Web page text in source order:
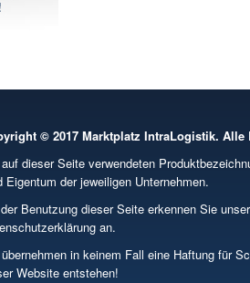
© 2017 Marktplatz IntraLogistik. Alle
dieser Seite verwendeten
Eigentum der jeweiligen Unternehmen.
Benutzung dieser Seite erkennen Sie
an.
in keinem Fall eine Haftung für
Website entstehen!